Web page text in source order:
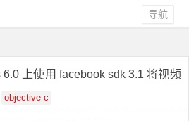
导航
上使用 facebook sdk 3.1 将视频
objective-c